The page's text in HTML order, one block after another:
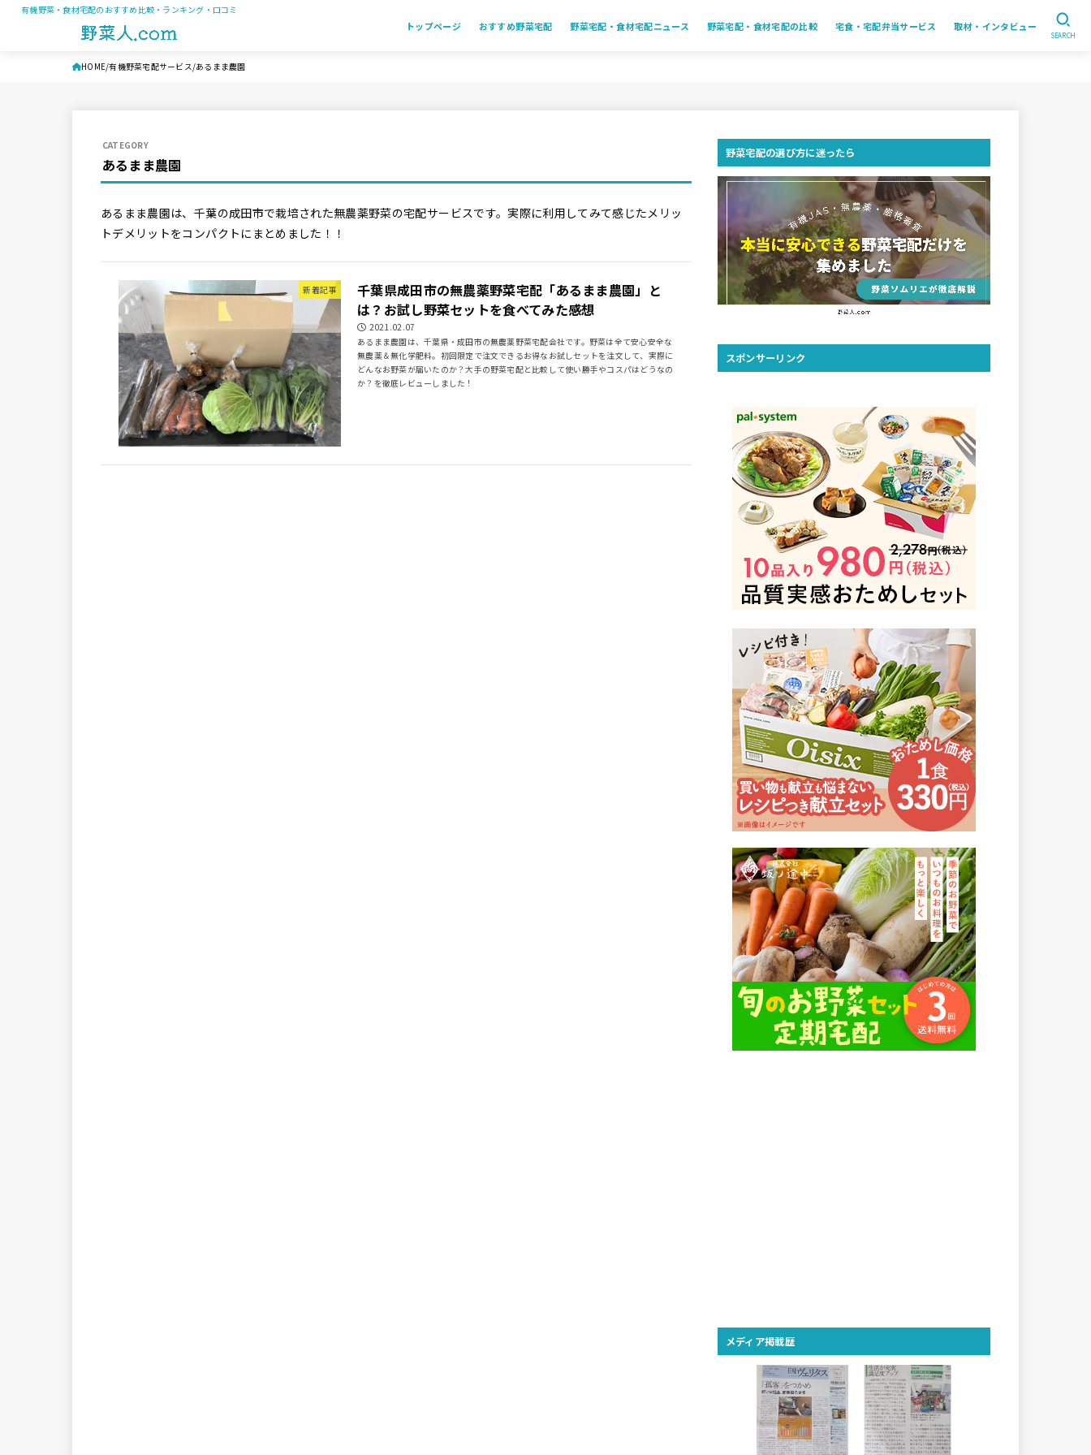
有機野菜・食材宅配のおすすめ比較・ランキング・口コミ
トップページ おすすめ野菜宅配 野菜宅配・食材宅配ニュース 野菜宅配・食材宅配の比較 宅食・宅配弁当サービス 取材・インタビュー
SEARCH
HOME 有機野菜宅配サービス あるまま農園
あるまま農園
あるまま農園は、千葉の成田市で栽培された無農薬野菜の宅配サービスです。実際に利用してみて感じたメリッ
トデメリットをコンパクトにまとめました！！
新着記事
千葉県成田市の無農薬野菜宅配「あるまま農園」と
は？お試し野菜セットを食べてみた感想
2021.02.07
あるまま農園は、千葉県・成田市の無農薬野菜宅配会社です。野菜は全て安心安全な
無農薬＆無化学肥料。初回限定で注文できるお得なお試しセットを注文して、実際に
どんなお野菜が届いたのか？大手の野菜宅配と比較して使い勝手やコスパはどうなの
か？を徹底レビューしました！
野菜宅配の選び方に迷ったら
スポンサーリンク
メディア掲載歴